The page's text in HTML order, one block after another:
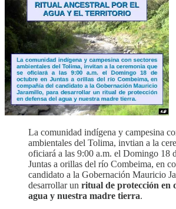
La comunidad indígena y campesina
ambientales del Tolima, invtian a la
oficiará a las 9:00 a.m. el Domingo 18
Juntas a orillas del río Combeima, en
candidato a la Gobernación Mauricio
desarrollar un ritual de protección en
agua y nuestra madre tierra.